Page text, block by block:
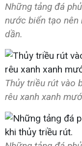
Những tảng đá
nước biển tạo nên
dần.
Thủy triều rút vào
rêu xanh xanh